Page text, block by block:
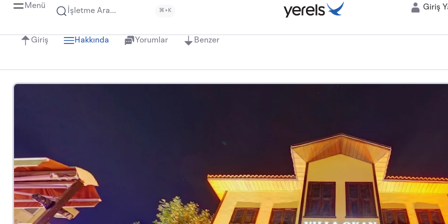
Menü
İşletme Ara... ⌘+K Giriş
Giriş Hakkında Yorumlar Benzer